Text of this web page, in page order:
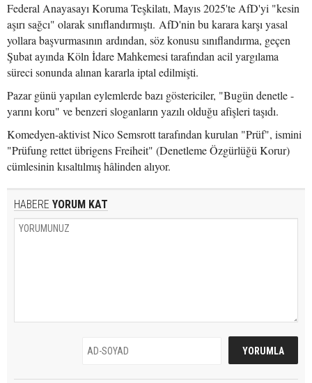
Federal Anayasayı Koruma Teşkilatı, Mayıs 2025'te AfD'yi "kesin
aşırı sağcı" olarak sınıflandırmıştı. AfD'nin bu karara karşı yasal
yollara başvurmasının ardından, söz konusu sınıflandırma, geçen
Şubat ayında Köln İdare Mahkemesi tarafından acil yargılama
süreci sonunda alınan kararla iptal edilmişti.
Pazar günü yapılan eylemlerde bazı göstericiler, "Bugün denetle -
yarını koru" ve benzeri sloganların yazılı olduğu afişleri taşıdı.
Komedyen-aktivist Nico Semsrott tarafından kurulan "Prüf", ismini
"Prüfung rettet übrigens Freiheit" (Denetleme Özgürlüğü Korur)
cümlesinin kısaltılmış hâlinden alıyor.
HABERE YORUM KAT